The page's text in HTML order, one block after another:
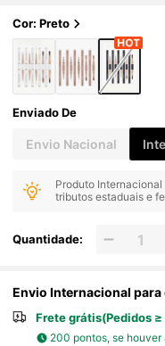
smalte em Gel e Pintura
Cor: Preto
Enviado De
Envio Nacional
Produto
tributos estaduais e
Quantidade:
Envio Internacional para
Frete grátis(Pedidos
200 pontos, se houver